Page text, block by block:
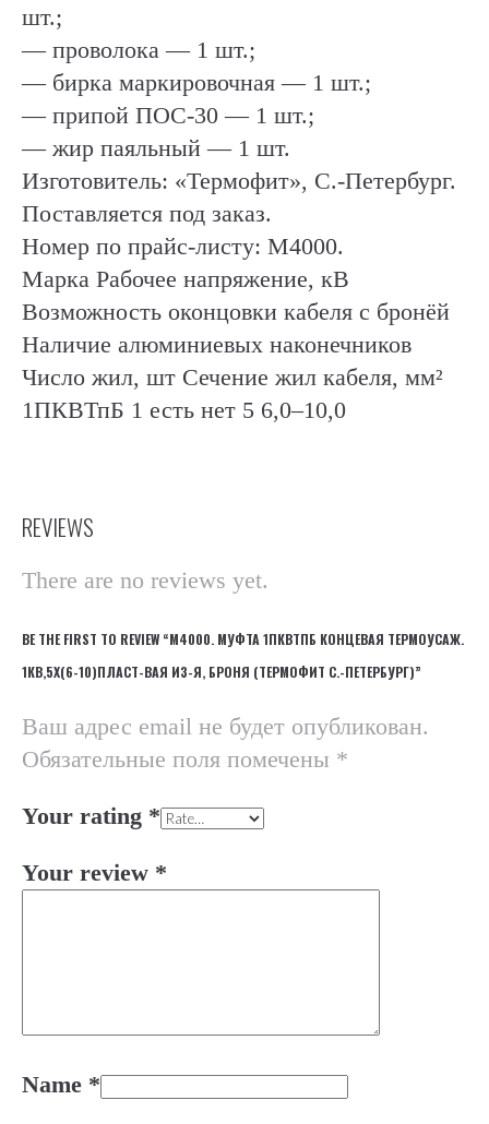
шт.;
— проволока — 1 шт.;
— бирка маркировочная — 1 шт.;
— припой ПОС-30 — 1 шт.;
— жир паяльный — 1 шт.
Изготовитель: «Термофит», С.-Петербург.
Поставляется под заказ.
Номер по прайс-листу: М4000.
Марка Рабочее напряжение, кВ
Возможность оконцовки кабеля с бронёй
Наличие алюминиевых наконечников
Число жил, шт Сечение жил кабеля, мм²
1ПКВТпБ 1 есть нет 5 6,0–10,0
REVIEWS
There are no reviews yet.
BE THE FIRST TO REVIEW “М4000. МУФТА 1ПКВТПБ КОНЦЕВАЯ ТЕРМОУСАЖ.
1КВ,5Х(6-10)ПЛАСТ-ВАЯ ИЗ-Я, БРОНЯ (ТЕРМОФИТ С.-ПЕТЕРБУРГ)”
Ваш адрес email не будет опубликован.
Обязательные поля помечены *
Your rating *
Your review *
Name *